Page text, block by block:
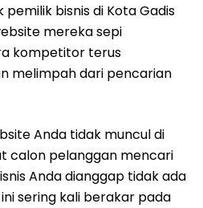
bisnis di Kota Gadis
mereka sepi
kompetitor terus
melimpah dari pencarian
Anda tidak muncul di
calon pelanggan mencari
Anda dianggap tidak ada
sering kali berakar pada